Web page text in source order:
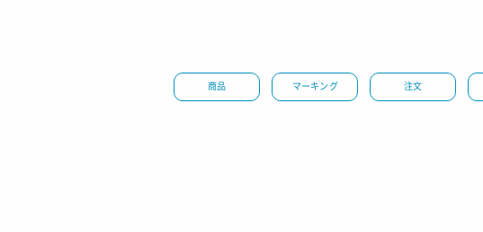
商品 マーキング 注文